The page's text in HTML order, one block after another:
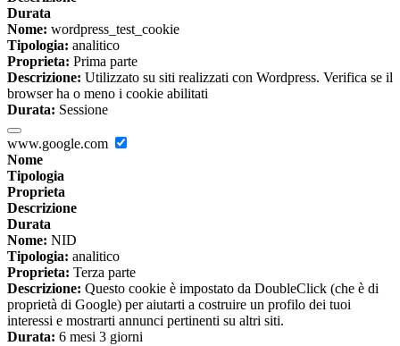
Durata
Nome: wordpress_test_cookie
Tipologia: analitico
Proprieta: Prima parte
Descrizione: Utilizzato su siti realizzati con Wordpress. Verifica se il
browser ha o meno i cookie abilitati
Durata: Sessione
www.google.com
Nome
Tipologia
Proprieta
Descrizione
Durata
Nome: NID
Tipologia: analitico
Proprieta: Terza parte
Descrizione: Questo cookie è impostato da DoubleClick (che è di
proprietà di Google) per aiutarti a costruire un profilo dei tuoi
interessi e mostrarti annunci pertinenti su altri siti.
Durata: 6 mesi 3 giorni